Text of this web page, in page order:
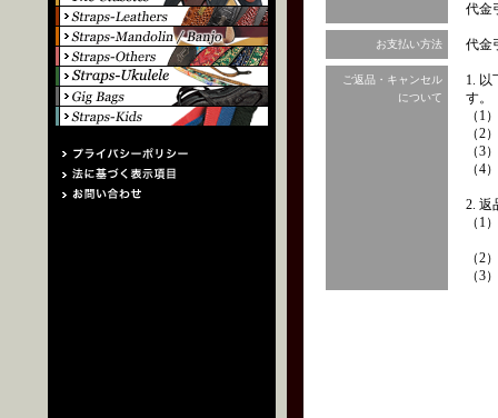
代金
お支払い方法 代金
ご返品・キャンセル
について
1. 以
す。
（1
（2
（3
（4
2. 返
（1）
（2
（3